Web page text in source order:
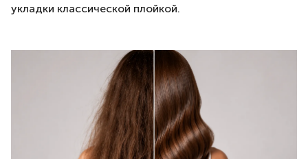
укладки классической плойкой.